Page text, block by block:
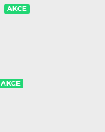
AKCE
AKCE